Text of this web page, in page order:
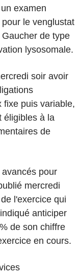
examen
le venglustat
de type
lysosomale.
soir avoir
fixe puis variable,
éligibles à la
de
pour
mercredi
l'exercice qui
anticiper
de son chiffre
en cours.